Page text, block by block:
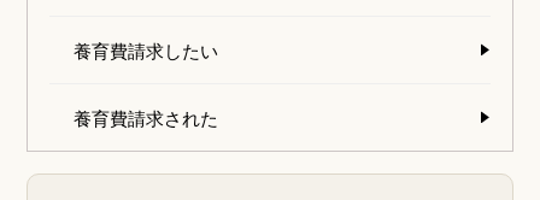
養育費請求したい
養育費請求された